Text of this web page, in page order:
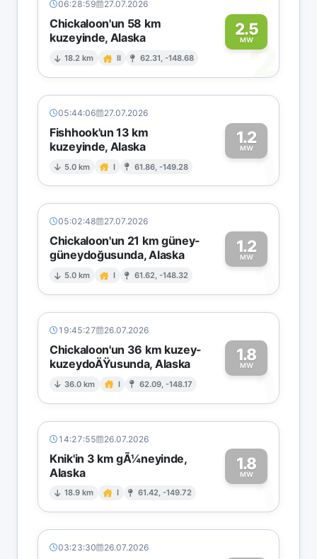
06:28:59 27.07.2026
Chickaloon'un 58 km
kuzeyinde, Alaska
18.2 km II 62.31, -148.68
2.5
MW2
05:44:06 27.07.2026
Fishhook'un 13 km
kuzeyinde, Alaska
5.0 km I 61.86, -149.28
1.2
MW1
05:02:48 27.07.2026
Chickaloon'un 21 km güney-
güneydoğusunda, Alaska
5.0 km I 61.62, -148.32
1.2
MW1
19:45:27 26.07.2026
Chickaloon'un 36 km kuzey-
kuzeydoÄŸusunda, Alaska
36.0 km I 62.09, -148.17
1.8
MW1
14:27:55 26.07.2026
Knik'in 3 km gÃ¼neyinde,
Alaska
18.9 km I 61.42, -149.72
1.8
MW1
03:23:30 26.07.2026